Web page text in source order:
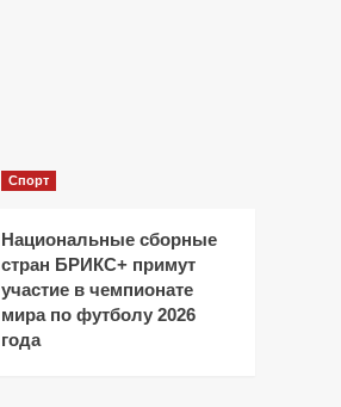
Спорт
Национальные сборные
стран БРИКС+ примут
участие в чемпионате
мира по футболу 2026
года